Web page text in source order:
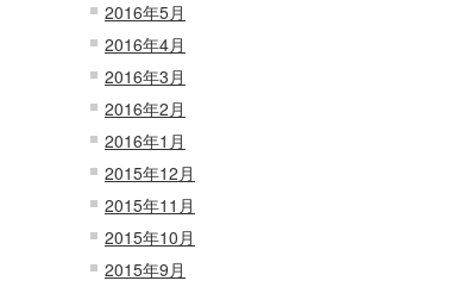
2016年5月
2016年4月
2016年3月
2016年2月
2016年1月
2015年12月
2015年11月
2015年10月
2015年9月